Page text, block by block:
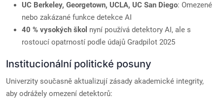
UC Berkeley, Georgetown, UCLA, UC San Diego: Omezené
nebo zakázané funkce detekce AI
40 % vysokých škol nyní používá detektory AI, ale s
rostoucí opatrností podle údajů Gradpilot 2025
Institucionální politické posuny
Univerzity současně aktualizují zásady akademické integrity,
aby odrážely omezení detektorů: